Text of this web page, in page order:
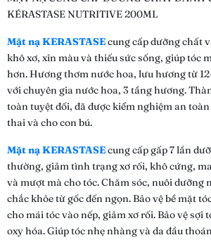
KÉRASTASE NUTRITIVE 200ML
Mặt nạ KERASTASEcung cấp dưỡng chất
khô xơ, xỉn màu và thiếu sức sống, giúp tóc
hơn. Hương thơm nước hoa, lưu hương từ
với chuyên gia nước hoa, 3 tầng hương.
toàn tuyệt đối, đã được kiểm nghiệm an
thai và cho con bú.
Mặt nạ KERASTASEcung cấp gấp 7 lần
thường, giảm tình trạng xơ rối, khô cứng,
và mượt mà cho tóc. Chăm sóc, nuôi dưỡng
chắc khỏe từ gốc đến ngọn. Bảo vệ bề mặt
cho mái tóc vào nếp, giảm xơ rối. Bảo vệ sợi
oxy hóa. Giúp tóc nhẹ nhàng và da đầu